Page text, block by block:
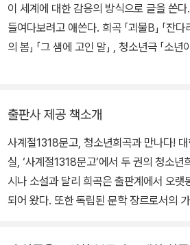
이 세계에 대한 감응의 방식으로 글을 쓴
들여다보려고 애쓴다. 희곡 「괴물B」 「잔
의 봄」 「그 샘에 고인 말」 , 청소년극 「소년
출판사 제공 책소개
사계절1318문고, 청소년희곡과 만나다!
실, ‘사계절1318문고’에서 두 권의 청소년
시나 소설과 달리 희곡은 출판계에서 오랫
되어 왔다. 또한 독립된 문학 장르로서의